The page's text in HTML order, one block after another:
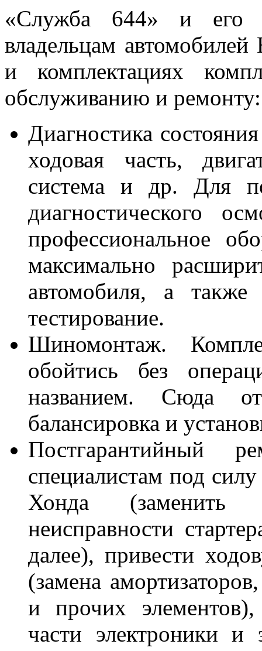
«Служба 644» и его
владельцам
и комплектациях
обслуживанию и ремонту:
Диагностика
ходовая часть,
система и др. Для
диагностического
профессиональное
максимально
автомобиля, а также
тестирование.
Шиномонтаж.
обойтись без
названием. Сюда
балансировка и
Постгарантийный
специалистам под силу
Хонда (заменить
неисправности
далее), привести
(замена
и прочих
части электроники и